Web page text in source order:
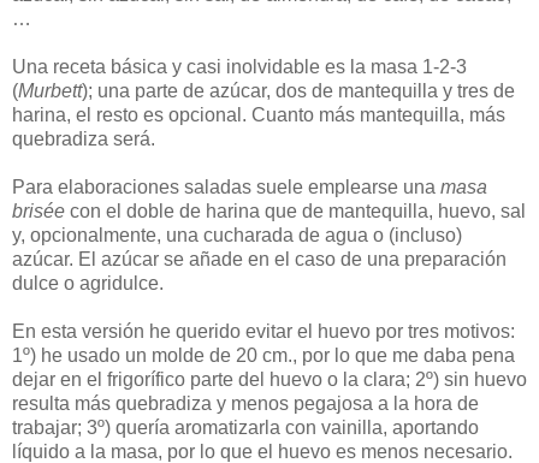
…
Una receta básica y casi inolvidable es la masa 1-2-3
(Murbett); una parte de azúcar, dos de mantequilla y tres de
harina, el resto es opcional. Cuanto más mantequilla, más
quebradiza será.
Para elaboraciones saladas suele emplearse una masa
brisée con el doble de harina que de mantequilla, huevo, sal
y, opcionalmente, una cucharada de agua o (incluso)
azúcar. El azúcar se añade en el caso de una preparación
dulce o agridulce.
En esta versión he querido evitar el huevo por tres motivos:
1º) he usado un molde de 20 cm., por lo que me daba pena
dejar en el frigorífico parte del huevo o la clara; 2º) sin huevo
resulta más quebradiza y menos pegajosa a la hora de
trabajar; 3º) quería aromatizarla con vainilla, aportando
líquido a la masa, por lo que el huevo es menos necesario.